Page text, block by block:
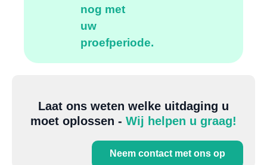
nog met
uw
proefperiode.
Laat ons weten welke uitdaging u
moet oplossen - Wij helpen u graag!
Neem contact met ons op